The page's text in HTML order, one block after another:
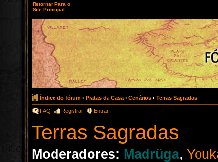
Retornar Para o
Site Principal
Índice do fórum ‹ Pratas da Casa ‹ Cenários ‹ Terras Sagradas
FAQ Registrar Entrar
Terras Sagradas
Moderadores: Madrüga,